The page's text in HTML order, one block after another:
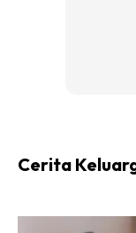
“Saya cakap
Cerita